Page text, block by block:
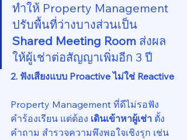
ทำให้ Property Management
ปรับพื้นที่ว่างบางส่วนเป็น
Shared Meeting Room ส่งผล
ให้ผู้เช่าต่อสัญญาเพิ่มอีก 3 ปี
2. ฟังเสียงแบบ Proactive ไม่ใช่ Reactive
Property Management ที่ดีไม่รอฟัง
คำร้องเรียน แต่ต้อง เดินเข้าหาผู้เช่า ตั้ง
คำถาม สำรวจความพึงพอใจเชิงรุก เช่น